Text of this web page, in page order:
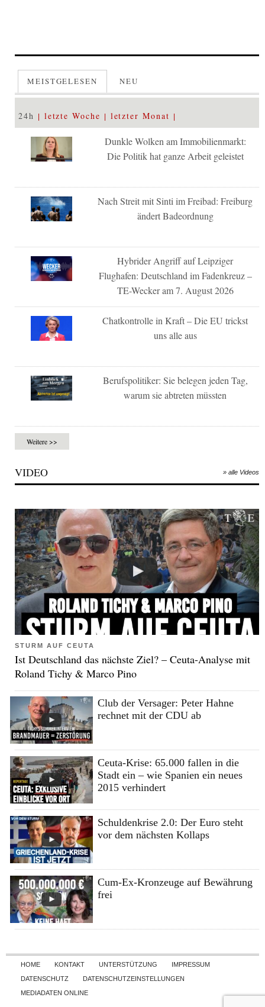
MEISTGELESEN NEU
24h letzte Woche letzter Monat
Dunkle Wolken am Immobilienmarkt:
Die Politik hat ganze Arbeit geleistet
Nach Streit mit Sinti im Freibad: Freiburg
ändert Badeordnung
Hybrider Angriff auf Leipziger
Flughafen: Deutschland im Fadenkreuz –
TE-Wecker am 7. August 2026
Chatkontrolle in Kraft – Die EU trickst
uns alle aus
Berufspolitiker: Sie belegen jeden Tag,
warum sie abtreten müssten
Weitere >>
VIDEO » alle Videos
STURM AUF CEUTA
Ist Deutschland das nächste Ziel? – Ceuta-Analyse mit
Roland Tichy & Marco Pino
Club der Versager: Peter Hahne
rechnet mit der CDU ab
Ceuta-Krise: 65.000 fallen in die
Stadt ein – wie Spanien ein neues
2015 verhindert
Schuldenkrise 2.0: Der Euro steht
vor dem nächsten Kollaps
Cum-Ex-Kronzeuge auf Bewährung
frei
Skip to content
HOME KONTAKT UNTERSTÜTZUNG
IMPRESSUM
DATENSCHUTZ
DATENSCHUTZEINSTELLUNGEN
MEDIADATEN ONLINE